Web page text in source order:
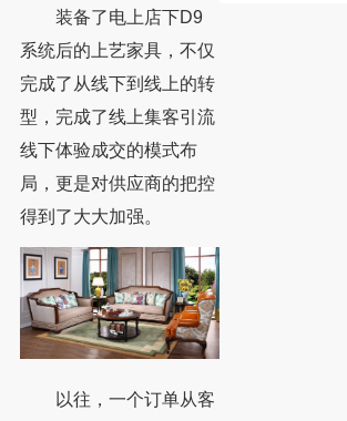
装备了电上店下D9
系统后的上艺家具，不仅
完成了从线下到线上的转
型，完成了线上集客引流
线下体验成交的模式布
局，更是对供应商的把控
得到了大大加强。
以往，一个订单从客